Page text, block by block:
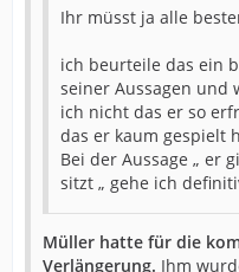
Ihr müsst ja alle
ich beurteile das ein
seiner Aussagen und
ich nicht das er so
das er kaum gespielt
Bei der Aussage „ er
sitzt „ gehe ich
Müller hatte für die
Verlängerung. Ihm